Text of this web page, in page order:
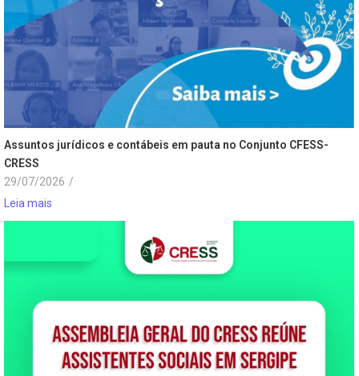
Assuntos jurídicos e contábeis em pauta no Conjunto CFESS-
CRESS
29/07/2026 /
Leia mais